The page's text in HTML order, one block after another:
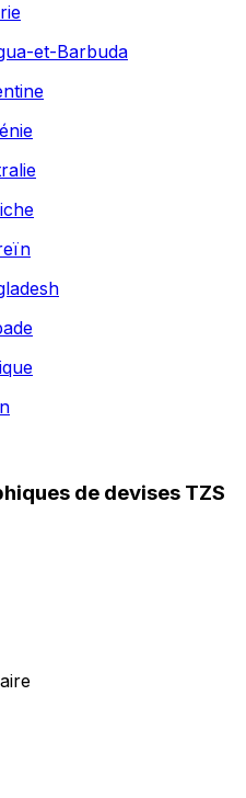
et-Barbuda
de devises TZS